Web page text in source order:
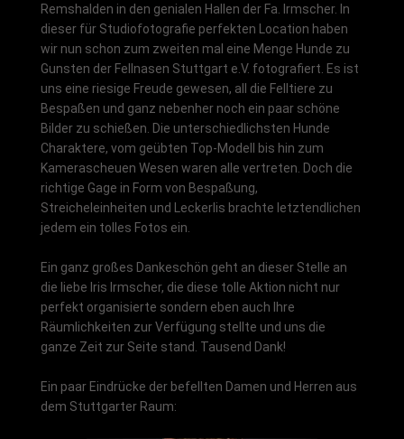
Remshalden in den genialen Hallen der Fa. Irmscher. In
dieser für Studiofotografie perfekten Location haben
wir nun schon zum zweiten mal eine Menge Hunde zu
Gunsten der Fellnasen Stuttgart e.V. fotografiert. Es ist
uns eine riesige Freude gewesen, all die Felltiere zu
Bespaßen und ganz nebenher noch ein paar schöne
Bilder zu schießen. Die unterschiedlichsten Hunde
Charaktere, vom geübten Top-Modell bis hin zum
Kamerascheuen Wesen waren alle vertreten. Doch die
richtige Gage in Form von Bespaßung,
Streicheleinheiten und Leckerlis brachte letztendlichen
jedem ein tolles Fotos ein.
Ein ganz großes Dankeschön geht an dieser Stelle an
die liebe Iris Irmscher, die diese tolle Aktion nicht nur
perfekt organisierte sondern eben auch Ihre
Räumlichkeiten zur Verfügung stellte und uns die
ganze Zeit zur Seite stand. Tausend Dank!
Ein paar Eindrücke der befellten Damen und Herren aus
dem Stuttgarter Raum: